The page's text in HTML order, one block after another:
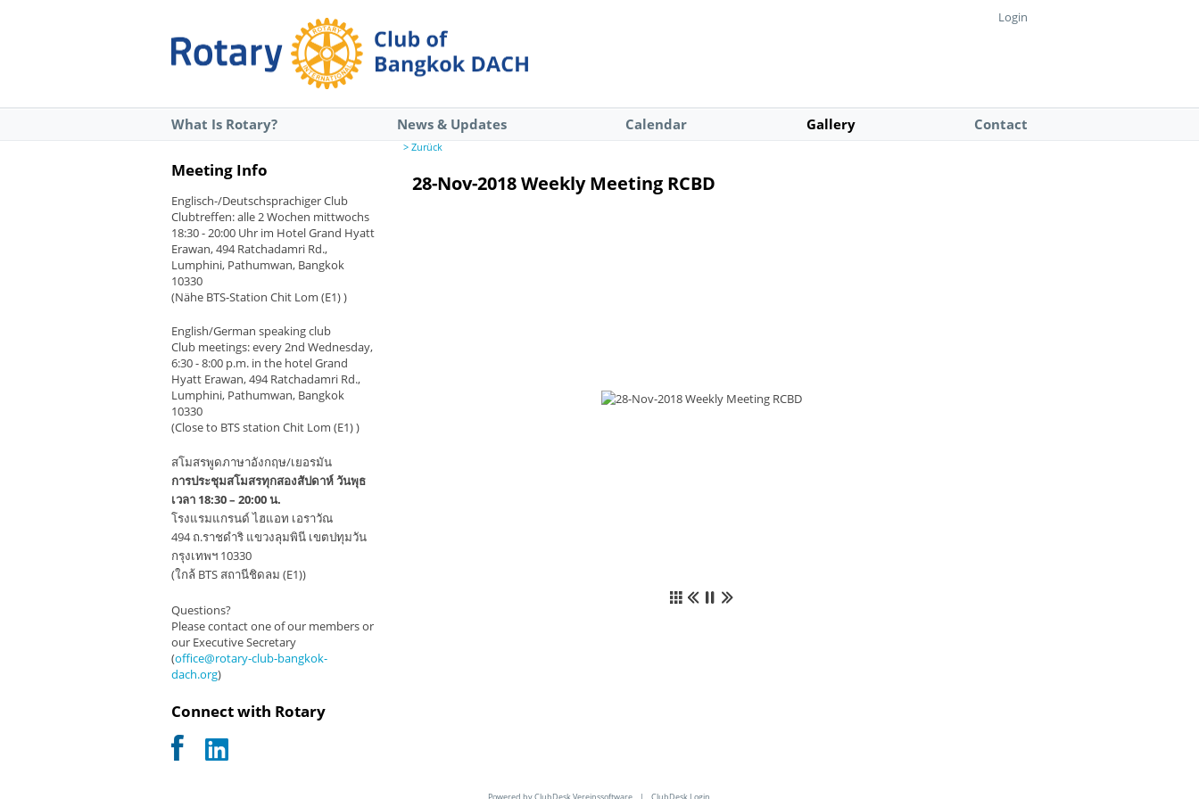
Login
What Is Rotary? News & Updates Calendar Gallery Contact
Meeting Info
Englisch-/Deutschsprachiger Club
Clubtreffen: alle 2 Wochen mittwochs
18:30 - 20:00 Uhr im Hotel Grand Hyatt
Erawan, 494 Ratchadamri Rd.,
Lumphini, Pathumwan, Bangkok
10330
(Nähe BTS-Station Chit Lom (E1) )
English/German speaking club
Club meetings: every 2nd Wednesday,
6:30 - 8:00 p.m. in the hotel Grand
Hyatt Erawan, 494 Ratchadamri Rd.,
Lumphini, Pathumwan, Bangkok
10330
(Close to BTS station Chit Lom (E1) )
สโมสรพูดภาษาอังกฤษ/เยอรมัน
การประชุมสโมสรทุกสองสัปดาห์ วันพุธ
เวลา 18:30 – 20:00 น.
โรงแรมแกรนด์ ไฮแอท เอราวัณ
494 ถ.ราชดำริ แขวงลุมพินี เขตปทุมวัน
กรุงเทพฯ 10330
(ใกล้ BTS สถานีชิดลม (E1))
Questions?
Please contact one of our members or
our Executive Secretary
(office@rotary-club-bangkok-
dach.org)
Connect with Rotary
> Zurück
28-Nov-2018 Weekly Meeting RCBD
Powered by ClubDesk Vereinssoftware |ClubDesk Login